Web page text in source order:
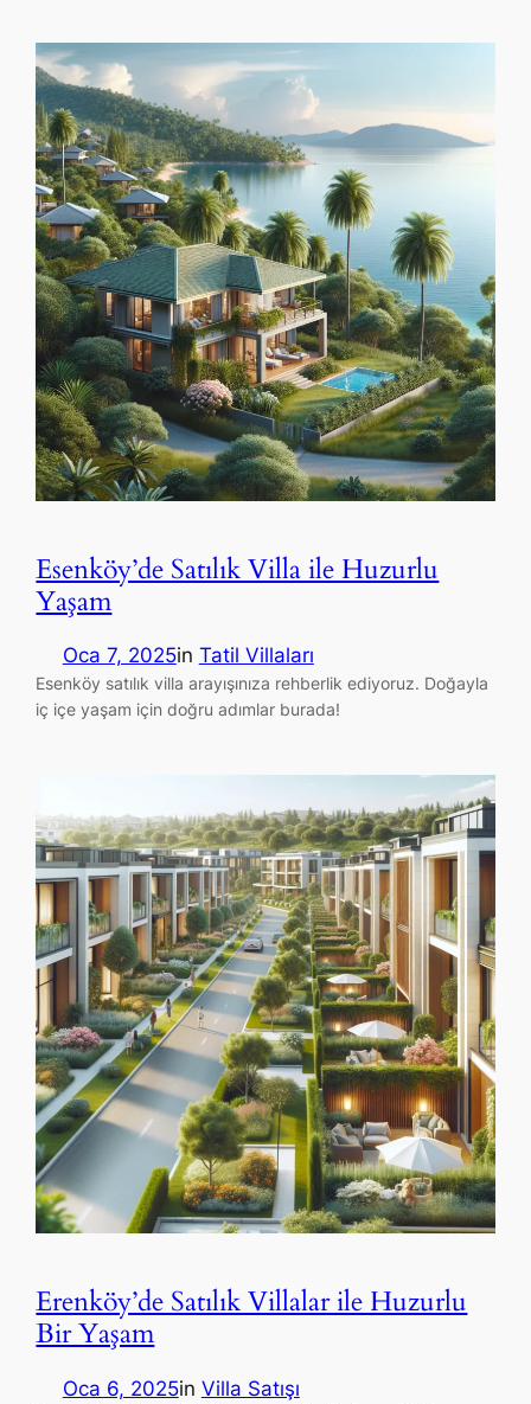
Esenköy’de Satılık Villa ile Huzurlu
Yaşam
Oca 7, 2025in Tatil Villaları
Esenköy satılık villa arayışınıza rehberlik ediyoruz. Doğayla
iç içe yaşam için doğru adımlar burada!
Erenköy’de Satılık Villalar ile Huzurlu
Bir Yaşam
Oca 6, 2025in Villa Satışı